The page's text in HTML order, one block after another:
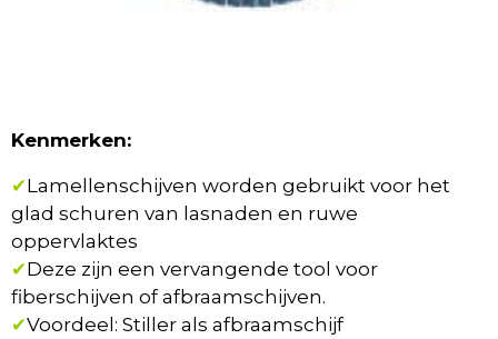
Kenmerken:
✔Lamellenschijven worden gebruikt voor het
glad schuren van lasnaden en ruwe
oppervlaktes
✔Deze zijn een vervangende tool voor
fiberschijven of afbraamschijven.
✔Voordeel: Stiller als afbraamschijf